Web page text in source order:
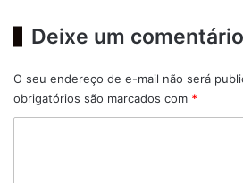
Deixe um comentário
O seu endereço de e-mail não será
obrigatórios são marcados com *